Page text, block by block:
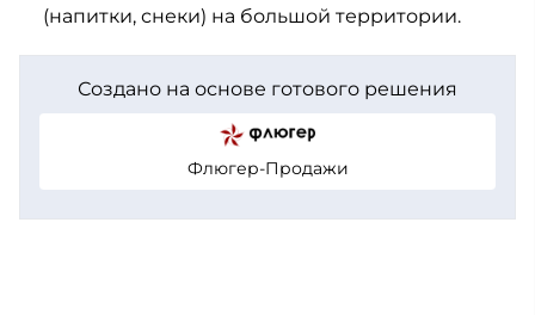
(напитки, снеки) на большой территории.
Создано на основе готового решения
Флюгер-Продажи